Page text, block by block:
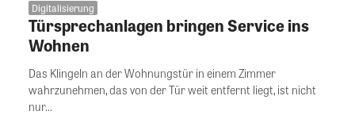
Digitalisierung
Türsprechanlagen bringen Service ins
Wohnen
Das Klingeln an der Wohnungstür in einem Zimmer
wahrzunehmen, das von der Tür weit entfernt liegt, ist nicht
nur...